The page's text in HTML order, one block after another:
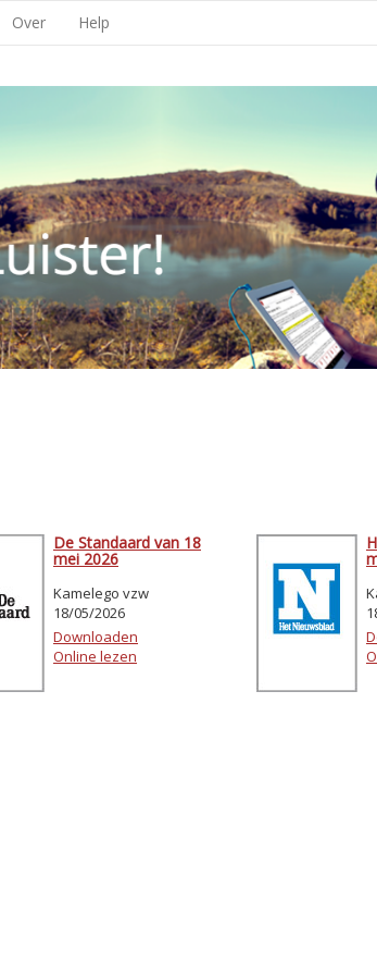
Over Help
De Standaard van 18
mei 2026
Kamelego vzw
18/05/2026
Downloaden
Online lezen